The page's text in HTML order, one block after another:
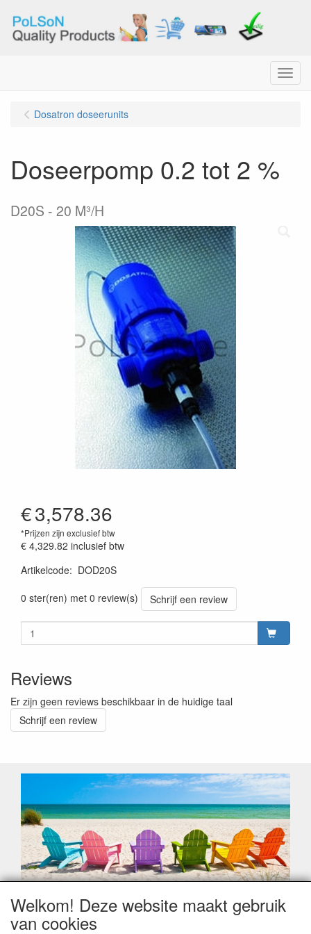
Menu
Dosatron doseerunits
Doseerpomp 0.2 tot 2 %
D20S - 20 M³/H
€3,578.36
*Prijzen zijn exclusief btw
€ 4,329.82 inclusief btw
Artikelcode: DOD20S
0 ster(ren) met 0 review(s)
Schrijf een review
Reviews
Er zijn geen reviews beschikbaar in de huidige taal
Schrijf een review
Geachte klant,
Zoals elk jaar zorgt de verlofperiode, naast een hoop
Welkom! Deze website maakt gebruik
van cookies